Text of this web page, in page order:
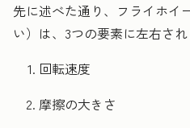
先に述べた通り、フライホイ
い）は、3つの要素に左右され
回転速度
摩擦の大きさ